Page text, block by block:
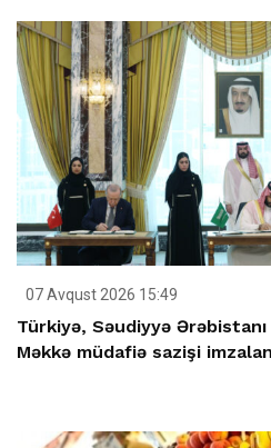
07 Avqust 2026 15:49
Türkiyə, Səudiyyə
Məkkə müdafiə sazişi